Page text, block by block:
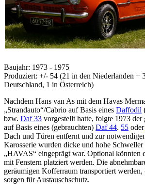
Baujahr: 1973 - 1975
Produziert: +/- 54 (21 in den Niederlanden +
Deutschland, 1 in Österreich)
Nachdem Hans van As mit dem Havas
„Strandauto“/Cabrio auf Basis eines Daffodil
bzw. Daf 33 vorgestellt hatte, folgte 1973 der
auf Basis eines (gebrauchten) Daf 44. 55 oder
Dach und Türen entfernt und zur
Karosserie wurden dicke und hohe
„HAVAS“ eingeprägt war. Optional könnten
mit Fenstern platziert werden. Die
geräumigen Kofferraum transportiert werden,
sorgen für Austauschschutz.